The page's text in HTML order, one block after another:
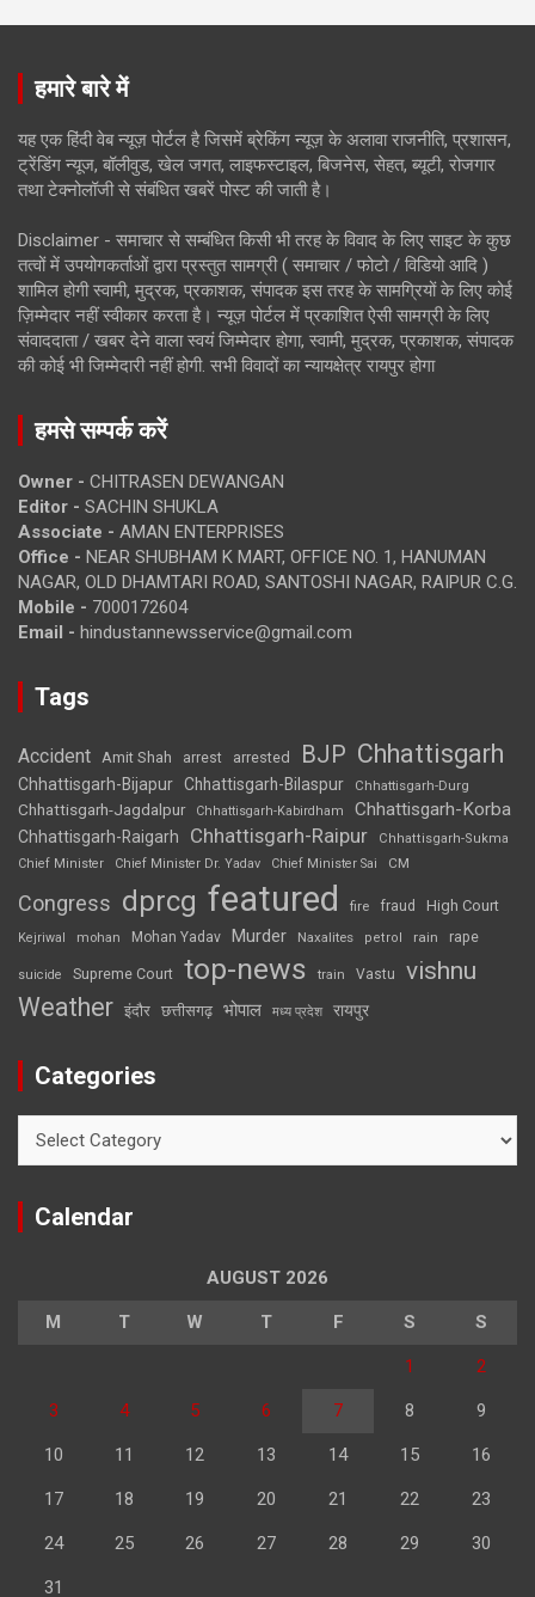
हमारे बारे में
यह एक हिंदी वेब न्यूज़ पोर्टल है जिसमें ब्रेकिंग न्यूज़ के अलावा राजनीति, प्रशासन,
ट्रेंडिंग न्यूज, बॉलीवुड, खेल जगत, लाइफस्टाइल, बिजनेस, सेहत, ब्यूटी, रोजगार
तथा टेक्नोलॉजी से संबंधित खबरें पोस्ट की जाती है।
Disclaimer - समाचार से सम्बंधित किसी भी तरह के विवाद के लिए साइट के कुछ
तत्वों में उपयोगकर्ताओं द्वारा प्रस्तुत सामग्री ( समाचार / फोटो / विडियो आदि )
शामिल होगी स्वामी, मुद्रक, प्रकाशक, संपादक इस तरह के सामग्रियों के लिए कोई
ज़िम्मेदार नहीं स्वीकार करता है। न्यूज़ पोर्टल में प्रकाशित ऐसी सामग्री के लिए
संवाददाता / खबर देने वाला स्वयं जिम्मेदार होगा, स्वामी, मुद्रक, प्रकाशक, संपादक
की कोई भी जिम्मेदारी नहीं होगी. सभी विवादों का न्यायक्षेत्र रायपुर होगा
हमसे सम्पर्क करें
Owner - CHITRASEN DEWANGAN
Editor - SACHIN SHUKLA
Associate - AMAN ENTERPRISES
Office - NEAR SHUBHAM K MART, OFFICE NO. 1, HANUMAN
NAGAR, OLD DHAMTARI ROAD, SANTOSHI NAGAR, RAIPUR C.G.
Mobile - 7000172604
Email - hindustannewsservice@gmail.com
Tags
Accident Amit Shah arrest arrested BJP Chhattisgarh
Chhattisgarh-Bijapur Chhattisgarh-Bilaspur Chhattisgarh-Durg
Chhattisgarh-Jagdalpur Chhattisgarh-Kabirdham Chhattisgarh-Korba
Chhattisgarh-Raigarh Chhattisgarh-Raipur
Chhattisgarh-Sukma
Chief Minister
Chief Minister Dr. Yadav Chief Minister Sai CM
Congress dprcg featured fire fraud High Court
Kejriwal mohan Mohan Yadav Murder Naxalites petrol rain rape
suicide Supreme Court top-news train Vastu vishnu
Weather इंदौर छत्तीसगढ़ भोपाल मध्य प्रदेश रायपुर
Categories
Calendar
AUGUST 2026
M T W T F S S
1 2
3 4 5 6 7 8 9
10 11 12 13 14 15 16
17 18 19 20 21 22 23
24 25 26 27 28 29 30
31